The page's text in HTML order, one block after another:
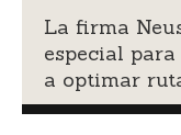
La firma
especial para
a optimar